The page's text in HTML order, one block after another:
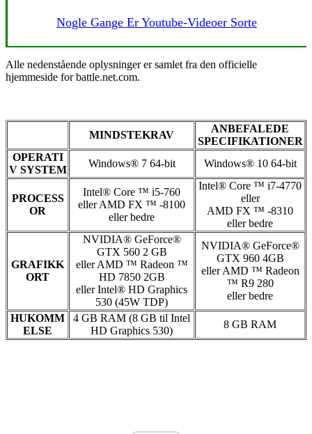
Nogle Gange Er Youtube-Videoer Sorte
Alle nedenstående oplysninger er samlet fra den officielle
hjemmeside forbattle.net.com.
MINDSTEKRAV
ANBEFALEDE
SPECIFIKATIONER
OPERATI
V SYSTEM
Windows® 7 64-bit Windows® 10 64-bit
PROCESS
OR
Intel® Core ™ i5-760
eller AMD FX ™ -8100
eller bedre
Intel® Core ™ i7-4770
eller
AMD FX ™ -8310
eller bedre
GRAFIKK
ORT
NVIDIA® GeForce®
GTX 560 2 GB
eller AMD ™ Radeon ™
HD 7850 2GB
eller Intel® HD Graphics
530 (45W TDP)
NVIDIA® GeForce®
GTX 960 4GB
eller AMD ™ Radeon
™ R9 280
eller bedre
HUKOMM
ELSE
4 GB RAM (8 GB til Intel
HD Graphics 530)
8 GB RAM